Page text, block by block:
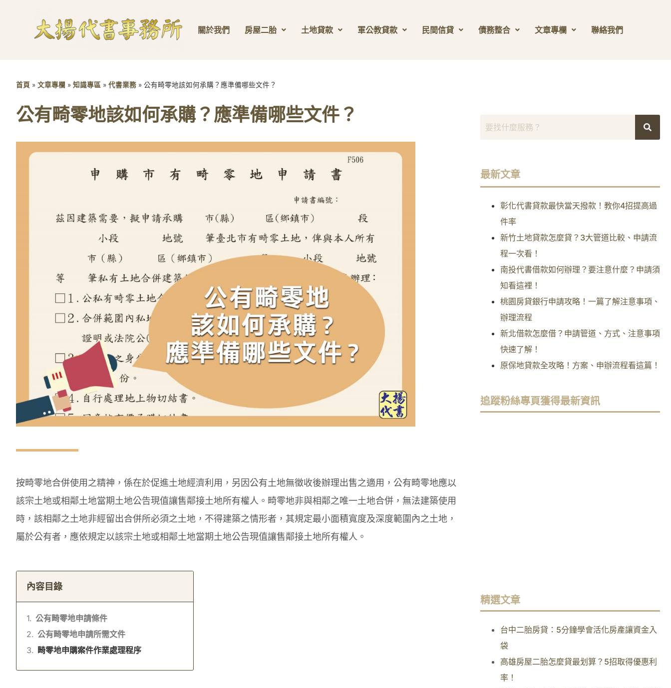
關於我們 房屋二胎 土地貸款 軍公教貸款 民間信貸 債務整合 文章專欄 聯絡我們
首頁 » 文章專欄 » 知識專區 » 代書業務 » 公有畸零地該如何承購？應準備哪些文件？
公有畸零地該如何承購？應準備哪些文件？
按畸零地合併使用之精神，係在於促進土地經濟利用，另因公有土地無徵收後辦理出售之適用，公有畸零地應以
該宗土地或相鄰土地當期土地公告現值讓售鄰接土地所有權人。畸零地非與相鄰之唯一土地合併，無法建築使用
時，該相鄰之土地非經留出合併所必須之土地，不得建築之情形者，其規定最小面積寬度及深度範圍內之土地，
屬於公有者，應依規定以該宗土地或相鄰土地當期土地公告現值讓售鄰接土地所有權人。
內容目錄
公有畸零地申請條件
公有畸零地申請所需文件
畸零地申購案件作業處理程序
最新文章
彰化代書貸款最快當天撥款！教你4招提高過
件率
新竹土地貸款怎麼貸？3大管道比較、申請流
程一次看！
南投代書借款如何辦理？要注意什麼？申請須
知看這裡！
桃園房貸銀行申請攻略！一篇了解注意事項、
辦理流程
新北借款怎麼借？申請管道、方式、注意事項
快速了解！
原保地貸款全攻略！方案、申辦流程看這篇！
追蹤粉絲專頁獲得最新資訊
精選文章
台中二胎房貸：5分鐘學會活化房產讓資金入
袋
高雄房屋二胎怎麼貸最划算？5招取得優惠利
率！